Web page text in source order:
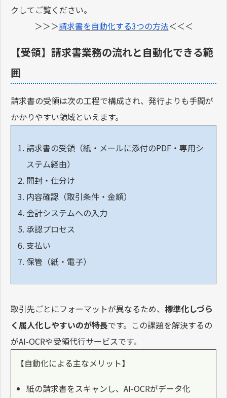
クしてご覧ください。
＞＞＞請求書を自動化する3つの方法＜＜＜
【受領】請求書業務の流れと自動化できる範
囲
請求書の受領は次の工程で構成され、発行よりも手間が
かかりやすい領域といえます。
請求書の受領（紙・メールに添付のPDF・専用シ
ステム経由）
開封・仕分け
内容確認（取引条件・金額）
会計システムへの入力
承認プロセス
支払い
保管（紙・電子）
取引先ごとにフォーマットが異なるため、 標準化しづら
く属人化しやすいのが特長です。この課題を解決するの
がAI-OCRや受領代行サービスです。
【自動化による主なメリット】
紙の請求書をスキャンし、AI-OCRがデータ化